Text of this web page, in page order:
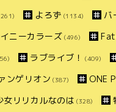
よろず (1134) バ
ニーカラーズ (496)
ラブライブ！ (409)
ンゲリオン (387) ONE
女リリカルなのは (328)